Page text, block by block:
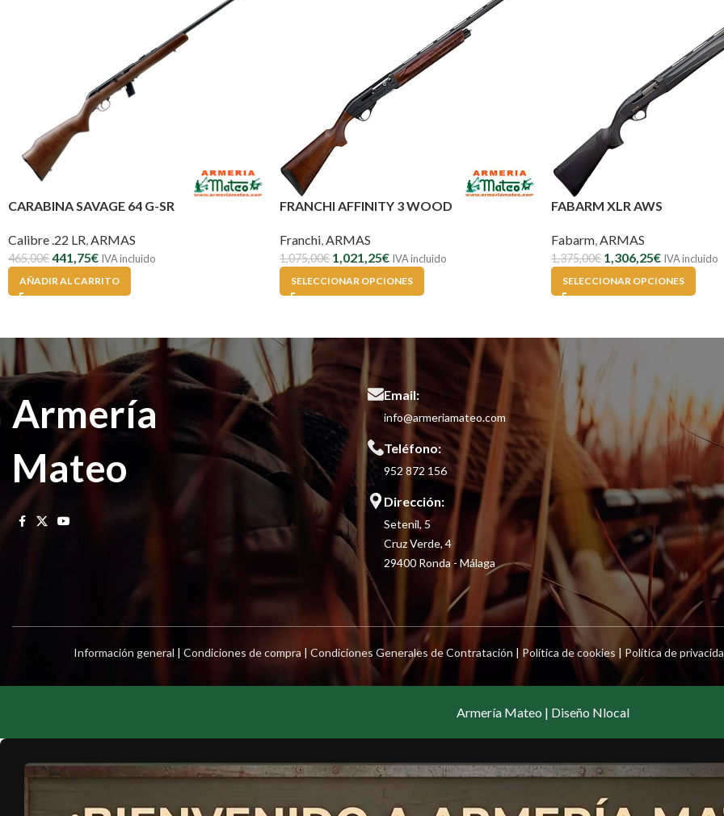
CARABINA SAVAGE 64 G-SR
Calibre .22 LR ARMAS
465,00€441,75€ IVA incluido
AÑADIR AL CARRITO
FRANCHI AFFINITY 3 WOOD
Franchi ARMAS
1,075,00€ 1,021,25€ IVA incluido
SELECCIONAR OPCIONES
FABARM XLR AWS
Fabarm ARMAS
1,375,00€ 1,306,25€ IVA incluido
SELECCIONAR OPCIONES
Armería
Mateo
Email:
info@armeriamateo.com
Teléfono:
952 872 156
Dirección:
Setenil, 5
Cruz Verde, 4
29400 Ronda - Málaga
Información general | Condiciones de compra | Condiciones Generales de Contratación | Política de cookies | Política de
Armería Mateo | Diseño Nlocal